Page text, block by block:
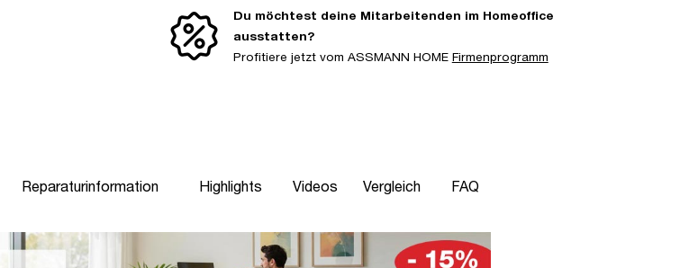
Du möchtest deine Mitarbeitenden im Homeoffice
ausstatten?
Profitiere jetzt vom ASSMANN HOME Firmenprogramm
Reparaturinformation Highlights Videos Vergleich FAQ